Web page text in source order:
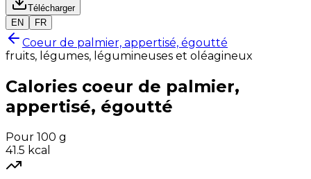
Télécharger
EN
FR
Coeur de palmier, appertisé, égoutté
fruits, légumes, légumineuses et oléagineux
Calories coeur de palmier,
appertisé, égoutté
Pour 100 g
41.5 kcal